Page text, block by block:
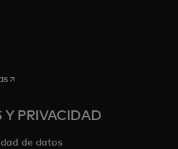
nueva
se abre en una pestaña nueva
Y PRIVACIDAD
de datos